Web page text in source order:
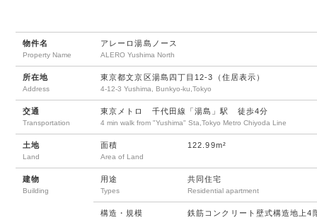
物件名
Property Name
アレーロ湯島ノース
ALERO Yushima North
所在地
Address
東京都文京区湯島四丁目12-3（住居表示）
4-12-3 Yushima, Bunkyo-ku,Tokyo
交通
Transportation
東京メトロ 千代田線「湯島」駅 徒歩4分
4 min walk from "Yushima" Sta,Tokyo Metro Chiyoda Line
土地
Land
面積
Area of Land
122.99m²
建物
Building
用途
Types
共同住宅
Residential apartment
構造・規模 鉄筋コンクリート壁式構造地上4